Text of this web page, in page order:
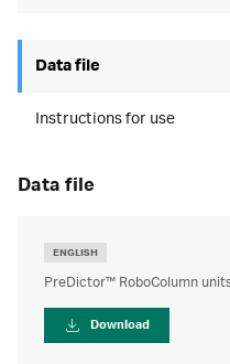
Data file
Instructions for use
data file
ENGLISH
PreDictor™ RoboColumn
Download